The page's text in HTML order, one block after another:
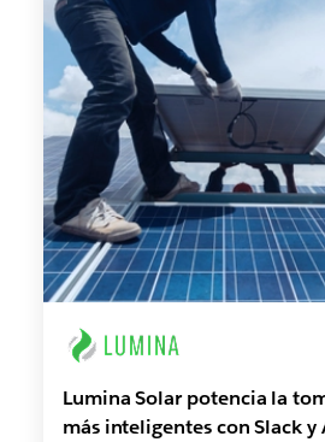
Lumina Solar potencia la
más inteligentes con Slack y